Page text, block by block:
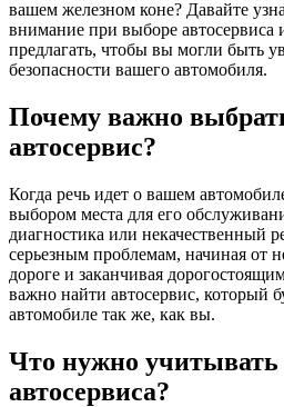
вашем железном коне? Давайте
внимание при выборе автосервиса
предлагать, чтобы вы могли быть
безопасности вашего автомобиля.
Почему важно
автосервис?
Когда речь идет о вашем
выбором места для его
диагностика или некачественный
серьезным проблемам, начиная от
дороге и заканчивая
важно найти автосервис, который
автомобиле так же, как вы.
Что нужно
автосервиса?